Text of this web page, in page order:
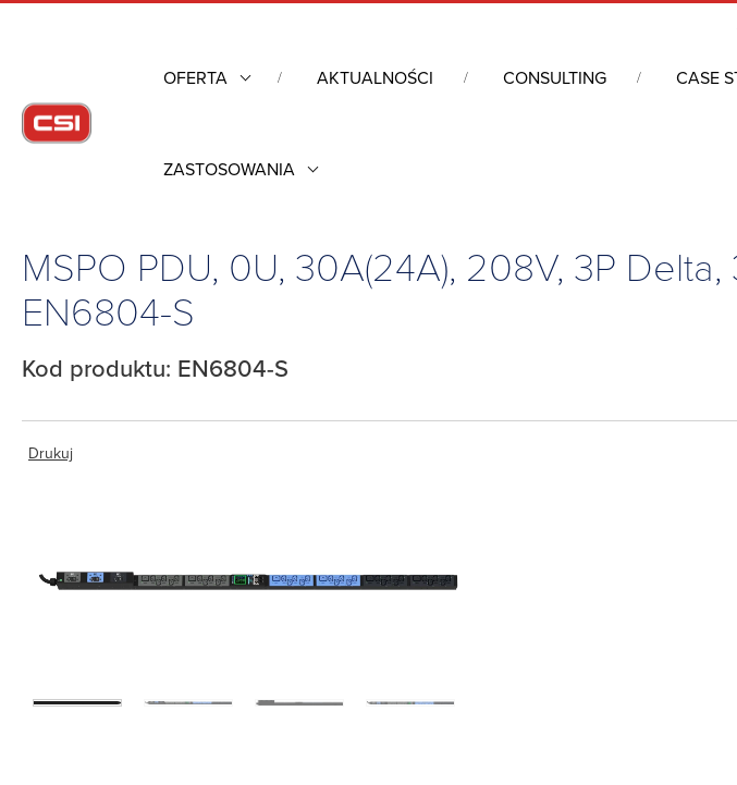
OFERTA AKTUALNOŚCI CONSULTING CASE
ZASTOSOWANIA
Obudowy przemysłowe
MSPO PDU, 0U, 30A(24A), 208V, 3P Delta,
EN6804-S
Kod produktu: EN6804-S
Drukuj